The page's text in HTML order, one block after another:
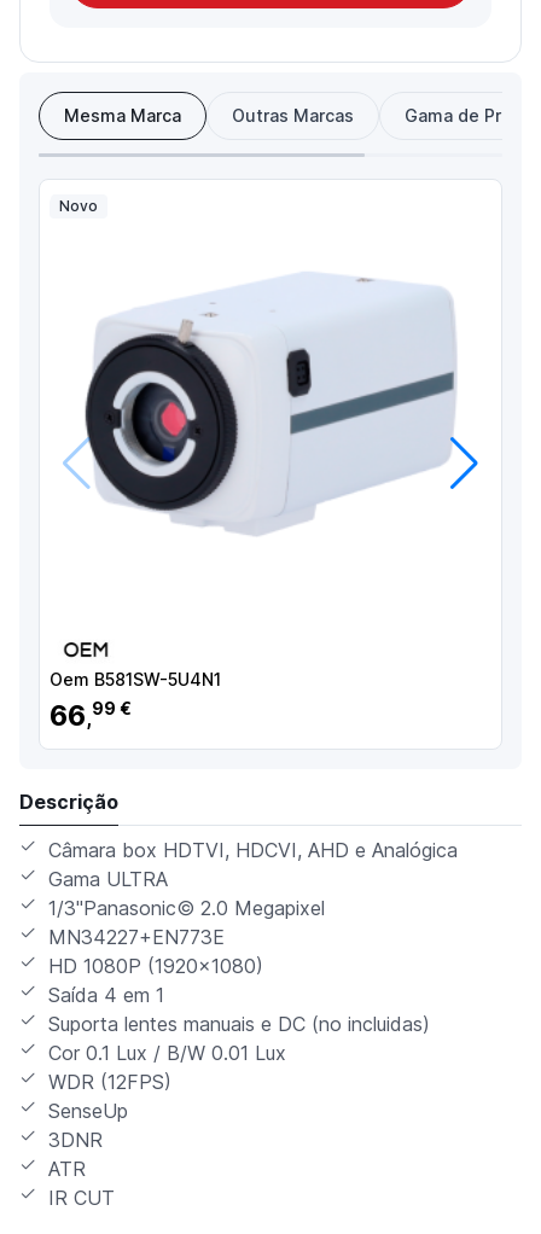
Mesma Marca Outras Marcas Gama de Preço
Anterior Próximo
Novo
Oem B581SW-5U4N1
66,99 €
Descrição
Câmara box HDTVI, HDCVI, AHD e Analógica
Gama ULTRA
1/3"Panasonic© 2.0 Megapixel
MN34227+EN773E
HD 1080P (1920x1080)
Saída 4 em 1
Suporta lentes manuais e DC (no incluidas)
Cor 0.1 Lux / B/W 0.01 Lux
WDR (12FPS)
SenseUp
3DNR
ATR
IR CUT